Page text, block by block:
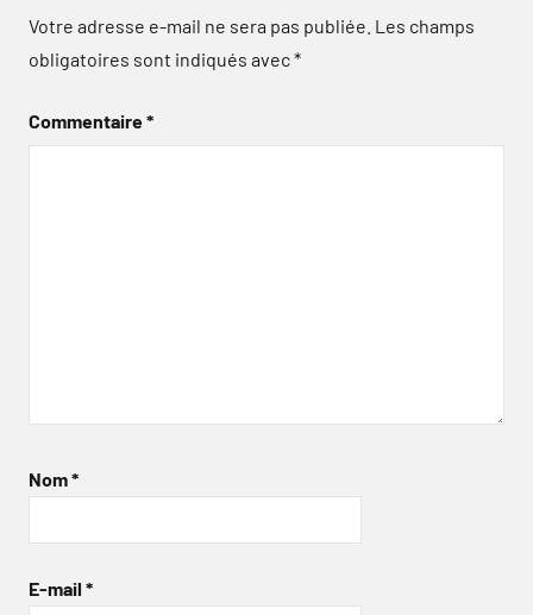
Votre adresse e-mail ne sera pas publiée. Les champs
obligatoires sont indiqués avec*
Commentaire*
Nom*
E-mail *